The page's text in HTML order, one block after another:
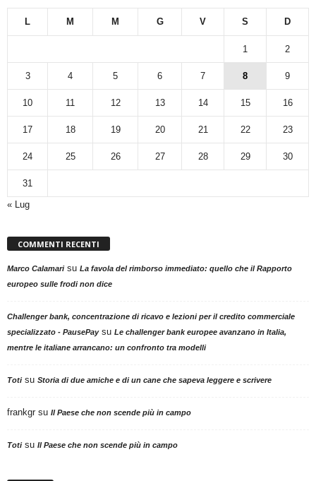
L M M G V S D
1 2
3 4 5 6 7 8 9
10 11 12 13 14 15 16
17 18 19 20 21 22 23
24 25 26 27 28 29 30
31
« Lug
COMMENTI RECENTI
Marco Calamarisu La favola del rimborso immediato: quello che il Rapporto
europeo sulle frodi non dice
Challenger bank, concentrazione di ricavo e lezioni per il credito commerciale
specializzato - PausePaysu Le challenger bank europee avanzano in Italia,
mentre le italiane arrancano: un confronto tra modelli
Totisu Storia di due amiche e di un cane che sapeva leggere e scrivere
frankgr su Il Paese che non scende più in campo
Totisu Il Paese che non scende più in campo